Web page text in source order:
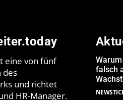
eine von fünf
des
und richtet
HR-Manager.
falsch